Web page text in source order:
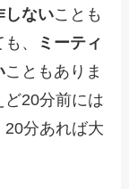
しないことも
、
ミーティ
こともありま
20分前には
20分あれば大